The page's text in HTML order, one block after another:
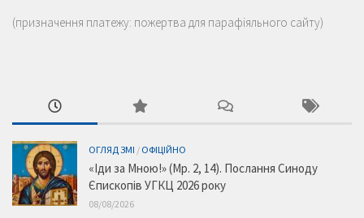
(призначення платежу: пожертва для парафіяльного сайту)
ОГЛЯД ЗМІ / ОФІЦІЙНО
«Іди за Мною!» (Мр. 2, 14). Послання Синоду
Єпископів УГКЦ 2026 року
08/08/2026